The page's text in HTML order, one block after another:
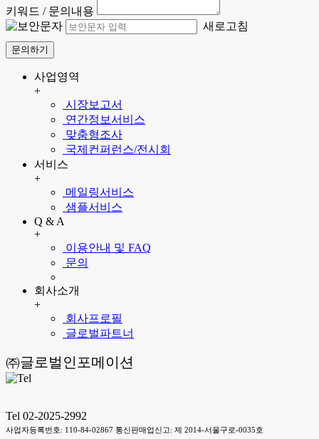
키워드 / 문의내용
새로고침
문의하기
사업영역
+
시장보고서
연간정보서비스
맞춤형조사
국제컨퍼런스/전시회
서비스
+
메일링서비스
샘플서비스
Q & A
+
이용안내 및 FAQ
문의
회사소개
+
회사프로필
글로벌파트너
㈜글로벌인포메이션
Tel 02-2025-2992
사업자등록번호: 110-84-02867 통신판매업신고: 제 2014-서울구로-0035호